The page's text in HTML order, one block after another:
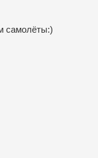
самолёты:)